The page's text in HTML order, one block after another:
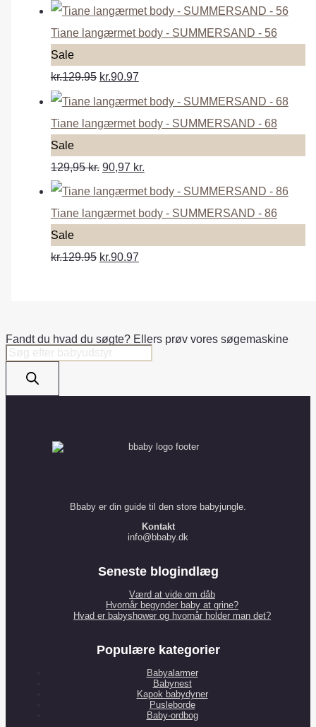
o
d
u
c
s
e
Tiane langærmet body - SUMMERSAND - 56
SaleP
r
o
d
u
c
s
kr.129.95 kr.90.97
Tiane langærmet body - SUMMERSAND - 68
SaleP
r
o
d
u
c
s
a
129,95kr. 90,97 kr.
Tiane langærmet body - SUMMERSAND - 86
SaleP
r
c
kr.129.95 kr.90.97
Fandt du hvad du søgte? Ellers prøv vores søgemaskine
Products
search
Bbaby er din guide til den store babyjungle.
Kontakt
info@bbaby.dk
Seneste blogindlæg
Værd at vide om dåb
Hvornår begynder baby at grine?
Hvad er babyshower og hvornår holder man det?
Populære kategorier
Babyalarmer
Babynest
Kapok babydyner
Pusleborde
Baby-ordbog